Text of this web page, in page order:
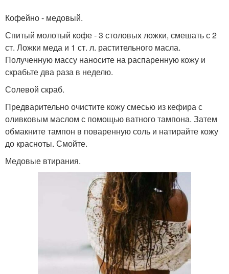
Кофейно - медовый.
Спитый молотый кофе - 3 столовых ложки, смешать с 2
ст. Ложки меда и 1 ст. л. растительного масла.
Полученную массу наносите на распаренную кожу и
скрабьте два раза в неделю.
Солевой скраб.
Предварительно очистите кожу смесью из кефира с
оливковым маслом с помощью ватного тампона. Затем
обмакните тампон в поваренную соль и натирайте кожу
до красноты. Смойте.
Медовые втирания.